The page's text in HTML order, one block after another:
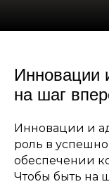
Инновации
на шаг
Инновации и
роль в
обеспечении
Чтобы быть на